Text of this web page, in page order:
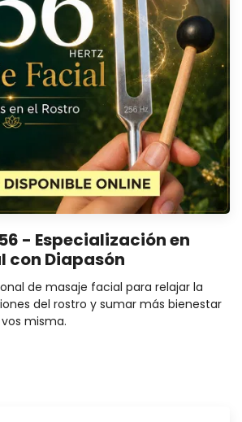
- Especialización en
con Diapasón
de masaje facial para relajar la
del rostro y sumar más bienestar
misma.